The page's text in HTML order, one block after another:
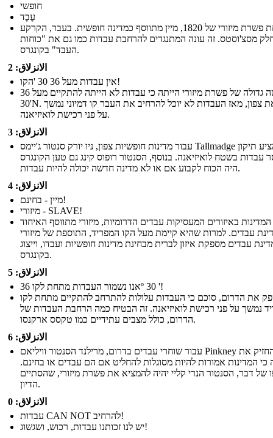
חופשי
עֶבֶד
תחת פשרת מיזורי של 1820, מיין מתווסף כמדינה חופשית. בעבר, הקרקע
מסצ'וסטס. זה עונה המתנגדים להרחבת עבדות כמו גם את "כוחות
העבד" בקונגרס.
الانزلاق: 2
אין עבדות מעל 36 30 'הקו!
פרשה גדולה של פשרת מיזורי הייתה כי עבדות לא הייתה להתקיים מעל 36º
30'N. סיפק את צפון, מאז העבדות לא יוכל להרחיב את העבר קו דמיוני נמשך
על פני רכישת לואיזיאנה.
الانزلاق: 3
עבור מדינות חופשיות צפון, ניו יורק סנטור ג'יימס Tallmadge הציע תיקון
עבדות בשטח לואיזיאנה. בנוסף, הסנטור רופוס קינג גם טען הקונגרס
היה הכוח לקבוע אם או לא מדינה חדשה יכולה להיות עבדות.
الانزلاق: 4
מיין - בחינם!
מיזורי - SLAVE!
באיזורים המעסיקות עבדים הדרומיות, מיזורי מתווסף האיחוד
עבדים. למרות שהיא קיימת מעל הקו המפריד, התוספת של מיזורי
עבדים מספקת איזון לברית מבחינת מדינות חופשיות ועבדו, וייצוג
בקונגרס.
الانزلاق: 5
אנו נשמור העבדות מתחת לקו 36º 30 '!
את הדרום, סוכם כי העבדות עלולות להתרחב להתקיים מתחת לקו
נמשך על פני רכישת לואיזיאנה. זה הבטיח כמה הרחבת העבדות של
הדרום, כולל מצבים עתידיים כמו טקסס ארקנסו.
الانزلاق: 6
עבור שוחרי עבדים בדרום, מרילנד הסנטור וויליאם Pinkney החזיק את
כי המדינות אמורות להיות מסוגלות להחליט אם הם עבדים או בחינם.
של דבר, הסנטור הנרי קליי יהיה להמציא את פשרת מיזורי, שהסתיים
הדיון.
الانزلاق: 0
עבדות CAN NOT להרחיב!
יש לנו זכותנו עבדות, רכוש, ושגשוג!